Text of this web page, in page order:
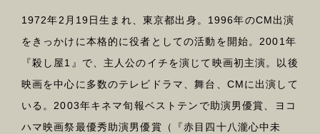
1972年2月19日生まれ、東京都出身。1996年のCM出演
をきっかけに本格的に役者としての活動を開始。2001年
『殺し屋1』で、主人公のイチを演じて映画初主演。以後
映画を中心に多数のテレビドラマ、舞台、CMに出演して
いる。2003年キネマ旬報ベストテンで助演男優賞、ヨコ
ハマ映画祭最優秀助演男優賞（『赤目四十八瀧心中未